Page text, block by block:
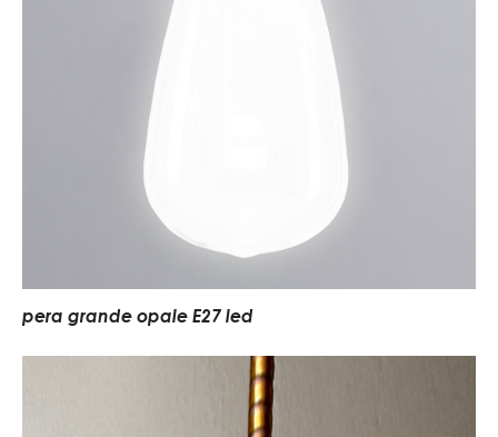
pera grande opale E27 led